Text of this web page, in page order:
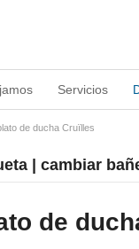
Servicios
de ducha Cruïlles
| cambiar
de